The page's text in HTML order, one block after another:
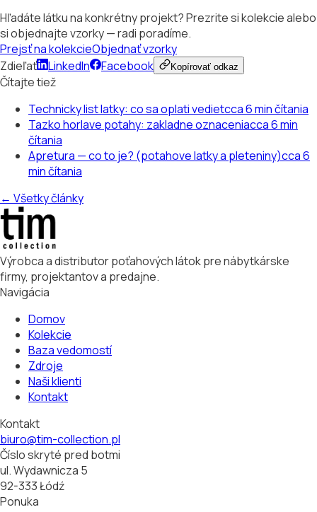
Hľadáte látku na konkrétny projekt? Prezrite si kolekcie alebo
si objednajte vzorky — radi poradíme.
Prejsť na kolekcieObjednať vzorky
Zdieľať
LinkedIn Facebook Kopírovať odkaz
Čítajte tiež
Technicky list latky: co sa oplati vedietcca 6 min čítania
Tazko horlave potahy: zakladne oznaceniacca 6 min
čítania
Apretura — co to je? (potahove latky a pleteniny)cca 6
min čítania
← Všetky články
Výrobca a distributor poťahových látok pre nábytkárske
firmy, projektantov a predajne.
Navigácia
Domov
Kolekcie
Baza vedomostí
Zdroje
Naši klienti
Kontakt
Kontakt
biuro@tim-collection.pl
Číslo skryté pred botmi
ul. Wydawnicza 5
92-333 Łódź
Ponuka